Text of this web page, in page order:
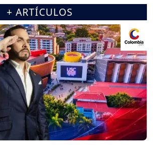
+ ARTÍCULOS